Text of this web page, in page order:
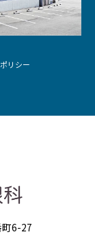
リシー
6-27